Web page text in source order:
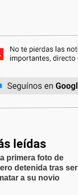
leídas
primera foto de
detenida tras ser
a su novio